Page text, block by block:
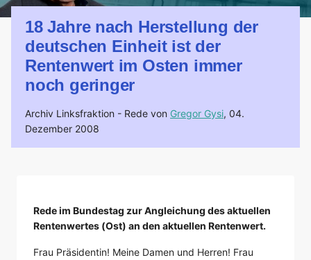
18 Jahre nach Herstellung der
deutschen Einheit ist der
Rentenwert im Osten immer
noch geringer
Archiv Linksfraktion - Rede von Gregor Gysi, 04.
Dezember 2008
Rede im Bundestag zur Angleichung des aktuellen
Rentenwertes (Ost) an den aktuellen Rentenwert.
Frau Präsidentin! Meine Damen und Herren! Frau